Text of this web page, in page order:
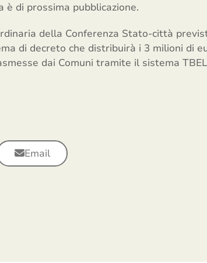
è di prossima pubblicazione.
della Conferenza Stato-città
di decreto che distribuirà i 3 milioni di
dai Comuni tramite il sistema
Email